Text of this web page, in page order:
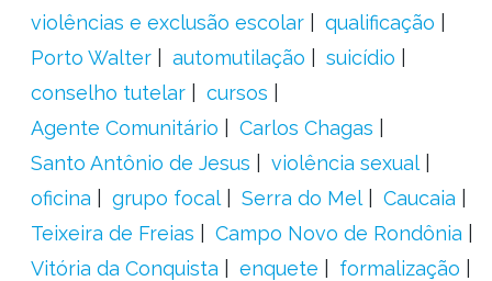
violências e exclusão escolar
qualificação
Porto Walter
automutilação
suicídio
conselho tutelar
cursos
Agente Comunitário
Carlos Chagas
Santo Antônio de Jesus
violência sexual
oficina
grupo focal Serra do Mel
Caucaia
Teixeira de Freias
Campo Novo de Rondônia
Vitória da Conquista
enquete
formalização